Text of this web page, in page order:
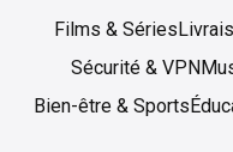
Films & Séries
Sécurité & VPN
Bien-être & Sports